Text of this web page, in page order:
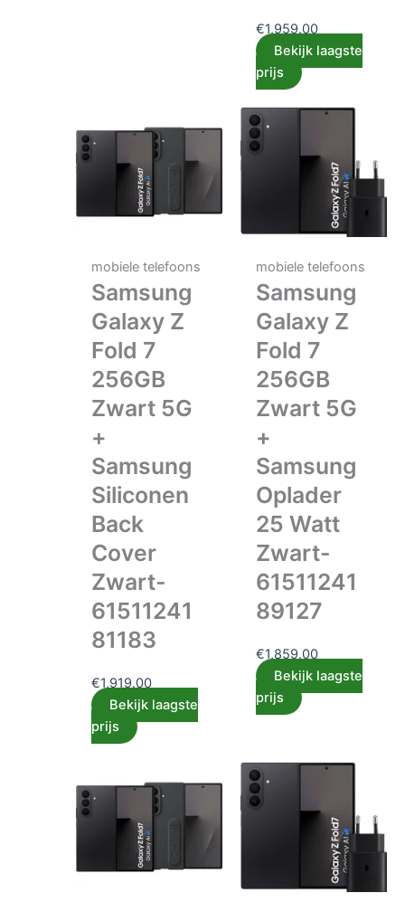
€1,959.00
Bekijk laagste
prijs
mobiele telefoons
Samsung
Galaxy Z
Fold 7
256GB
Zwart 5G
+
Samsung
Siliconen
Back
Cover
Zwart-
61511241
81183
€1,919.00
Bekijk laagste
prijs
mobiele telefoons
Samsung
Galaxy Z
Fold 7
256GB
Zwart 5G
+
Samsung
Oplader
25 Watt
Zwart-
61511241
89127
€1,859.00
Bekijk laagste
prijs